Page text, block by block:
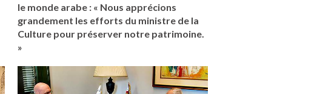
le monde arabe : « Nous apprécions
grandement les efforts du ministre de la
Culture pour préserver notre patrimoine.
»